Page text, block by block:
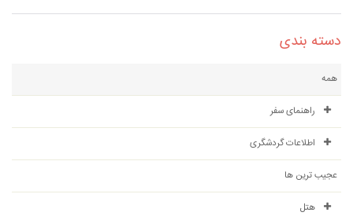
دسته بندی
همه
راهنمای سفر
اطلاعات گردشگری
عجیب ترین ها
هتل